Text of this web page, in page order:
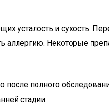
усталость и сухость.
аллергию. Некоторые
после полного
стадии.